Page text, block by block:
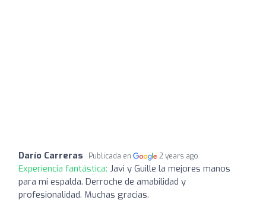
Darío Carreras Publicada en 2 years ago
Experiencia fantástica: Javi y Guille la mejores manos
para mi espalda. Derroche de amabilidad y
profesionalidad. Muchas gracias.